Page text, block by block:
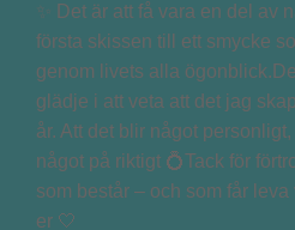
✨ Det är att få vara en del av
första skissen till ett smycke
genom livets alla
glädje i att veta att det jag
år. Att det blir något
något på riktigt 💍Tack för
som består – och som får
er 🤍